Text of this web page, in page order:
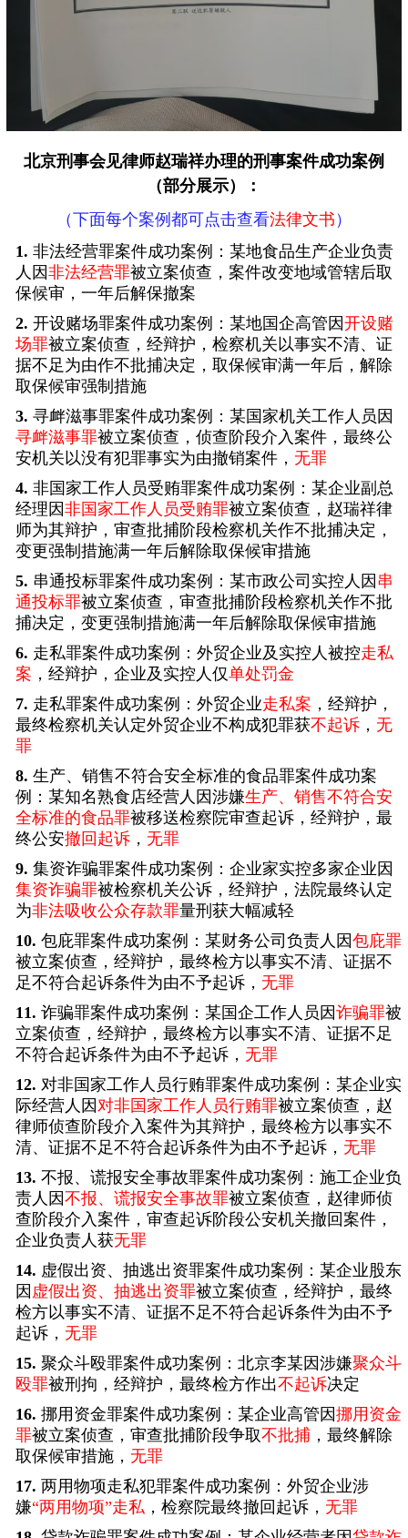
北京刑事会见律师赵瑞祥办理的刑事案件成功案例
（部分展示）：
（下面每个案例都可点击查看法律文书 ）
1. 非法经营罪案件成功案例：某地食品生产企业负责
人因非法经营罪被立案侦查，案件改变地域管辖后取
保候审，一年后解保撤案
2. 开设赌场罪案件成功案例：某地国企高管因开设赌
场罪被立案侦查，经辩护，检察机关以事实不清、证
据不足为由作不批捕决定，取保候审满一年后，解除
取保候审强制措施
3. 寻衅滋事罪案件成功案例：某国家机关工作人员因
寻衅滋事罪被立案侦查，侦查阶段介入案件，最终公
安机关以没有犯罪事实为由撤销案件， 无罪
4. 非国家工作人员受贿罪案件成功案例：某企业副总
经理因非国家工作人员受贿罪被立案侦查，赵瑞祥律
师为其辩护，审查批捕阶段检察机关作不批捕决定，
变更强制措施满一年后解除取保候审措施
5. 串通投标罪案件成功案例：某市政公司实控人因 串
通投标罪被立案侦查，审查批捕阶段检察机关作不批
捕决定，变更强制措施满一年后解除取保候审措施
6. 走私罪案件成功案例：外贸企业及实控人被控走私
案 ，经辩护，企业及实控人仅单处罚金
7. 走私罪案件成功案例：外贸企业走私案 ，经辩护，
最终检察机关认定外贸企业不构成犯罪获不起诉 ， 无
罪
8. 生产、销售不符合安全标准的食品罪案件成功案
例：某知名熟食店经营人因涉嫌生产、销售不符合安
全标准的食品罪被移送检察院审查起诉，经辩护，最
终公安撤回起诉 ， 无罪
9. 集资诈骗罪案件成功案例：企业家实控多家企业因
集资诈骗罪被检察机关公诉，经辩护，法院最终认定
为非法吸收公众存款罪量刑获大幅减轻
10. 包庇罪案件成功案例：某财务公司负责人因包庇罪
被立案侦查，经辩护，最终检方以事实不清、证据不
足不符合起诉条件为由不予起诉， 无罪
11. 诈骗罪案件成功案例：某国企工作人员因诈骗罪被
立案侦查，经辩护，最终检方以事实不清、证据不足
不符合起诉条件为由不予起诉， 无罪
12. 对非国家工作人员行贿罪案件成功案例：某企业实
际经营人因对非国家工作人员行贿罪被立案侦查，赵
律师侦查阶段介入案件为其辩护，最终检方以事实不
清、证据不足不符合起诉条件为由不予起诉， 无罪
13. 不报、谎报安全事故罪案件成功案例：施工企业负
责人因不报、谎报安全事故罪被立案侦查，赵律师侦
查阶段介入案件，审查起诉阶段公安机关撤回案件，
企业负责人获无罪
14. 虚假出资、抽逃出资罪案件成功案例：某企业股东
因 虚假出资、抽逃出资罪被立案侦查，经辩护，最终
检方以事实不清、证据不足不符合起诉条件为由不予
起诉， 无罪
15. 聚众斗殴罪案件成功案例：北京李某因涉嫌聚众斗
殴罪被刑拘，经辩护，最终检方作出不起诉决定
16. 挪用资金罪案件成功案例：某企业高管因挪用资金
罪被立案侦查，审查批捕阶段争取不批捕 ，最终解除
取保候审措施， 无罪
17. 两用物项走私犯罪案件成功案例：外贸企业涉
嫌“两用物项”走私 ，检察院最终撤回起诉， 无罪